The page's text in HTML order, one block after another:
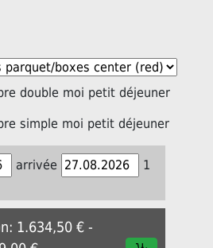
double moi petit déjeuner
simple moi petit déjeuner
arrivée
1
1.634,50 € -